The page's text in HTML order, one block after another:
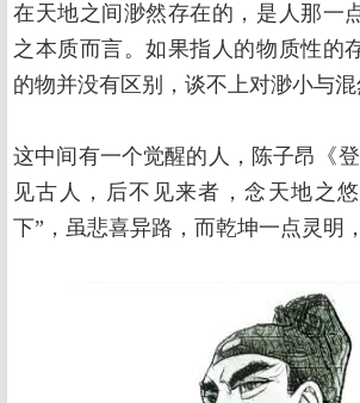
在天地之间渺然存在的，是人那一
之本质而言。如果指人的物质性的
的物并没有区别，谈不上对渺小与混
这中间有一个觉醒的人，陈子昂《
见古人，后不见来者，念天地之
下”，虽悲喜异路，而乾坤一点灵明